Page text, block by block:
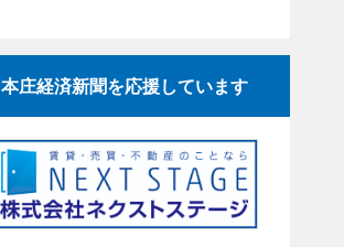
本庄経済新聞を応援しています